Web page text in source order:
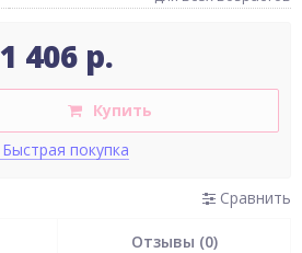
1 406 р.
Купить
Быстрая покупка
Сравнить
Отзывы (0)